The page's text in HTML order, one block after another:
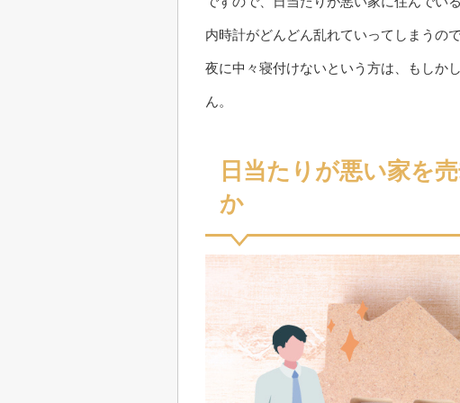
内時計がどんどん乱れていってしまうので
夜に中々寝付けないという方は、もしか
ん。
日当たりが悪い家を
か